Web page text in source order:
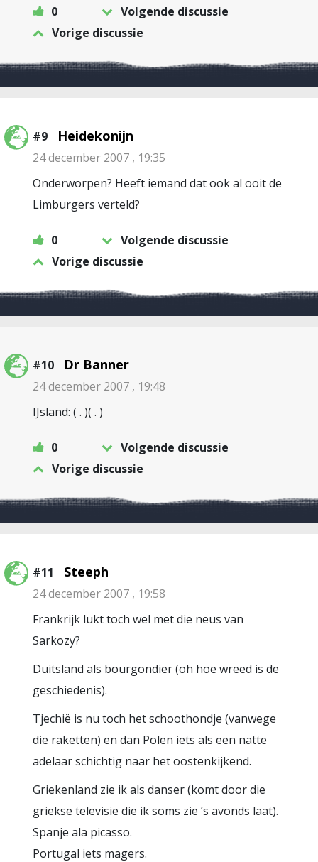
0
Volgende discussie
Vorige discussie
#9 Heidekonijn
24 december 2007 , 19:35
Onderworpen? Heeft iemand dat ook al ooit de
Limburgers verteld?
0
Volgende discussie
Vorige discussie
#10 Dr Banner
24 december 2007 , 19:48
IJsland: ( . )( . )
0
Volgende discussie
Vorige discussie
#11 Steeph
24 december 2007 , 19:58
Frankrijk lukt toch wel met die neus van
Sarkozy?
Duitsland als bourgondiër (oh hoe wreed is de
geschiedenis).
Tjechië is nu toch het schoothondje (vanwege
die raketten) en dan Polen iets als een natte
adelaar schichtig naar het oostenkijkend.
Griekenland zie ik als danser (komt door die
griekse televisie die ik soms zie ’s avonds laat).
Spanje ala picasso.
Portugal iets magers.